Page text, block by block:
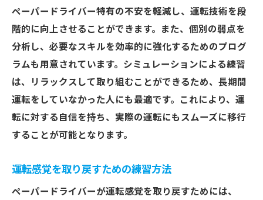
ペーパードライバー特有の不安を軽減し、運転技術を段
階的に向上させることができます。また、個別の弱点を
分析し、必要なスキルを効率的に強化するためのプログ
ラムも用意されています。シミュレーションによる練習
は、リラックスして取り組むことができるため、長期間
運転をしていなかった人にも最適です。これにより、運
転に対する自信を持ち、実際の運転にもスムーズに移行
することが可能となります。
運転感覚を取り戻すための練習方法
ペーパードライバーが運転感覚を取り戻すためには、